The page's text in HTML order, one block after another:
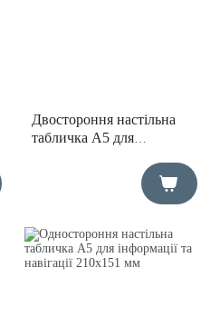
Двостороння настільна
табличка А5 для